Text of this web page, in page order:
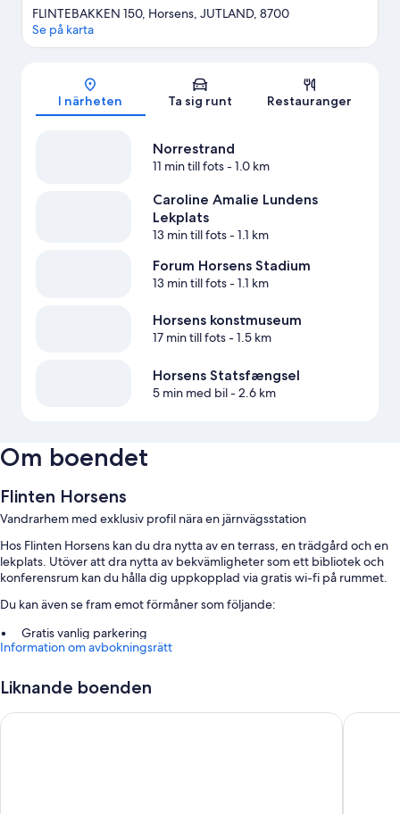
Karta
FLINTEBAKKEN 150, Horsens, JUTLAND, 8700
Se på karta
I närheten Ta sig runt Restauranger
Norrestrand
11 min till fots- 1.0 km
Caroline Amalie Lundens
Lekplats
13 min till fots- 1.1 km
Forum Horsens Stadium
13 min till fots- 1.1 km
Horsens konstmuseum
17 min till fots- 1.5 km
Horsens Statsfængsel
5 min med bil- 2.6 km
Om boendet
Flinten Horsens
Vandrarhem med exklusiv profil nära en järnvägsstation
Hos Flinten Horsens kan du dra nytta av en terrass, en trädgård och en
lekplats. Utöver att dra nytta av bekvämligheter som ett bibliotek och
konferensrum kan du hålla dig uppkopplad via gratis wi-fi på rummet.
Du kan även se fram emot förmåner som följande:
Gratis vanlig parkering
Snabb utcheckning, en varuautomat och en cykelparkering
En rökfri anläggning, hjälp med bokning av biljetter och guidade
turer och ett naturreservat
Information om avbokningsrätt
Liknande boenden
Four Points Flex by Sheraton Horsens Hotel